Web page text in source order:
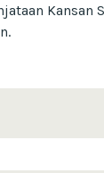
Kansan